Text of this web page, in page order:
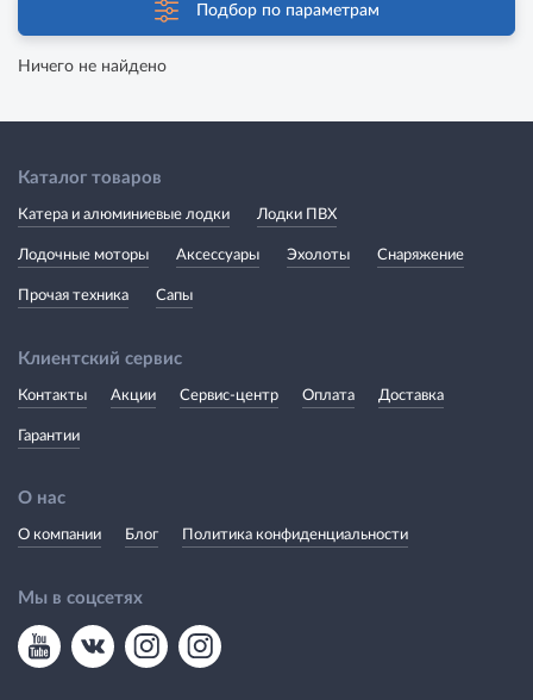
Подбор по параметрам
Ничего не найдено
Каталог товаров
Катера и алюминиевые лодки Лодки ПВХ
Лодочные моторы Аксессуары Эхолоты Снаряжение
Прочая техника Сапы
Клиентский сервис
Контакты Акции Сервис-центр Оплата Доставка
Гарантии
О нас
О компании Блог Политика конфиденциальности
Мы в соцсетях